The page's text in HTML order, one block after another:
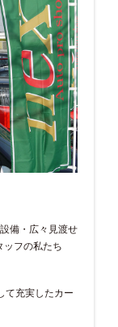
備・広々見渡せ
ッフの私たち
て充実したカー